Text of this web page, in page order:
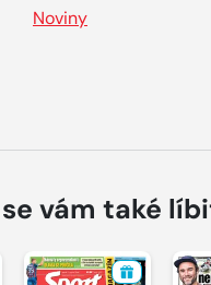
Noviny
vám také